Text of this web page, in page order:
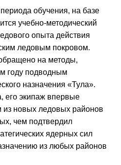
обучения, на базе
учебно-методический
опыта действия
ледовым покровом.
на методы,
году подводным
назначения «Тула».
его экипаж впервые
из новых ледовых районов
чем подтвердил
ядерных сил
из любых районов